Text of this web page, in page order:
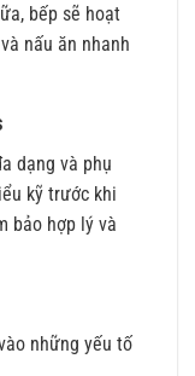
bếp sẽ hoạt
nấu ăn nhanh
dạng và phụ
kỹ trước khi
bảo hợp lý và
những yếu tố